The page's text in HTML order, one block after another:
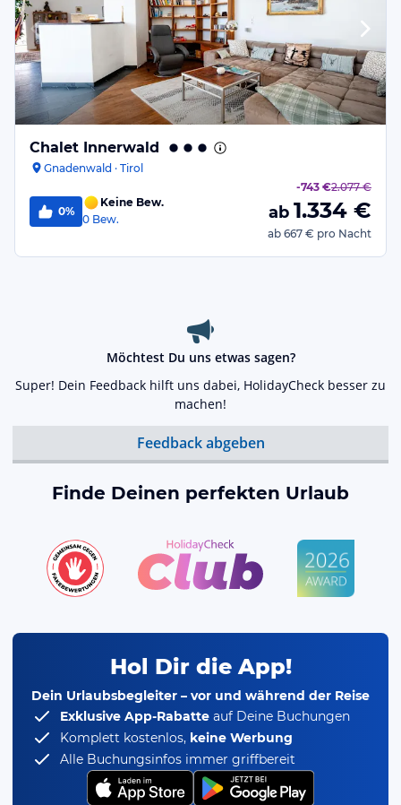
Chalet Innerwald
Gnadenwald · Tirol
0%
Keine Bew.
0 Bew.
-743 €2.077 €
ab 1.334 €
ab 667 € pro Nacht
Möchtest Du uns etwas sagen?
Super! Dein Feedback hilft uns dabei, HolidayCheck besser zu
machen!
Feedback abgeben
Finde Deinen perfekten Urlaub
Hol Dir die App!
Dein Urlaubsbegleiter – vor und während der Reise
Exklusive App-Rabatte auf Deine Buchungen
Komplett kostenlos, keine Werbung
Alle Buchungsinfos immer griffbereit